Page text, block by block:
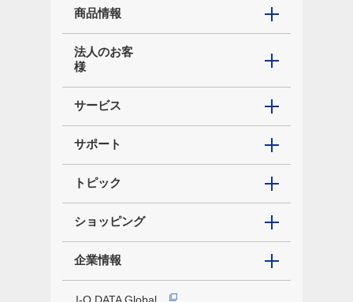
商品情報
法人のお客
様
サービス
サポート
トピック
ショッピング
企業情報